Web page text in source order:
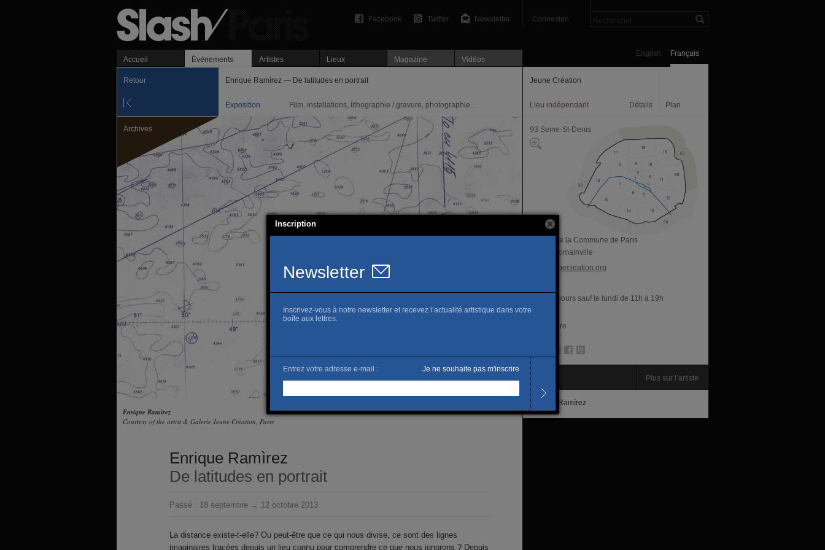
Connexion
Newsletter
Twitter
Facebook
Français
English
Accueil Événements Artistes Lieux Magazine Vidéos
Retour Enrique Ramìrez — De latitudes en portrait
Exposition Film, installations, lithographie / gravure, photographie...
Archives
Enrique Ramìrez
Courtesy of the artist & Galerie Jeune Création, Paris
Enrique Ramìrez
De latitudes en portrait
Passé : 18 septembre → 12 octobre 2013
La distance existe-t-elle? Ou peut-être que ce qui nous divise, ce sont des lignes
imaginaires tracées depuis un lieu connu pour comprendre ce que nous ignorons ? Depuis
Jeune Création
Lieu indépendant Détails Plan
93 Seine-St-Denis
43, rue de la Commune de Paris
93230 Romainville
www.jeunecreation.org
Tous les jours sauf le lundi de 11h à 19h
Tarifs
Accès libre
L’artiste Plus sur l’artiste
Enrique Ramírez
Inscription